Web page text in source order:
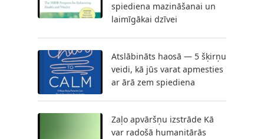
spiediena mazināšanai un
laimīgākai dzīvei
Atslābināts haosā — 5 šķirņu
veidi, kā jūs varat apmesties
ar ārā zem spiediena
Zaļo apvāršņu izstrāde Kā
var radošā humanitārās